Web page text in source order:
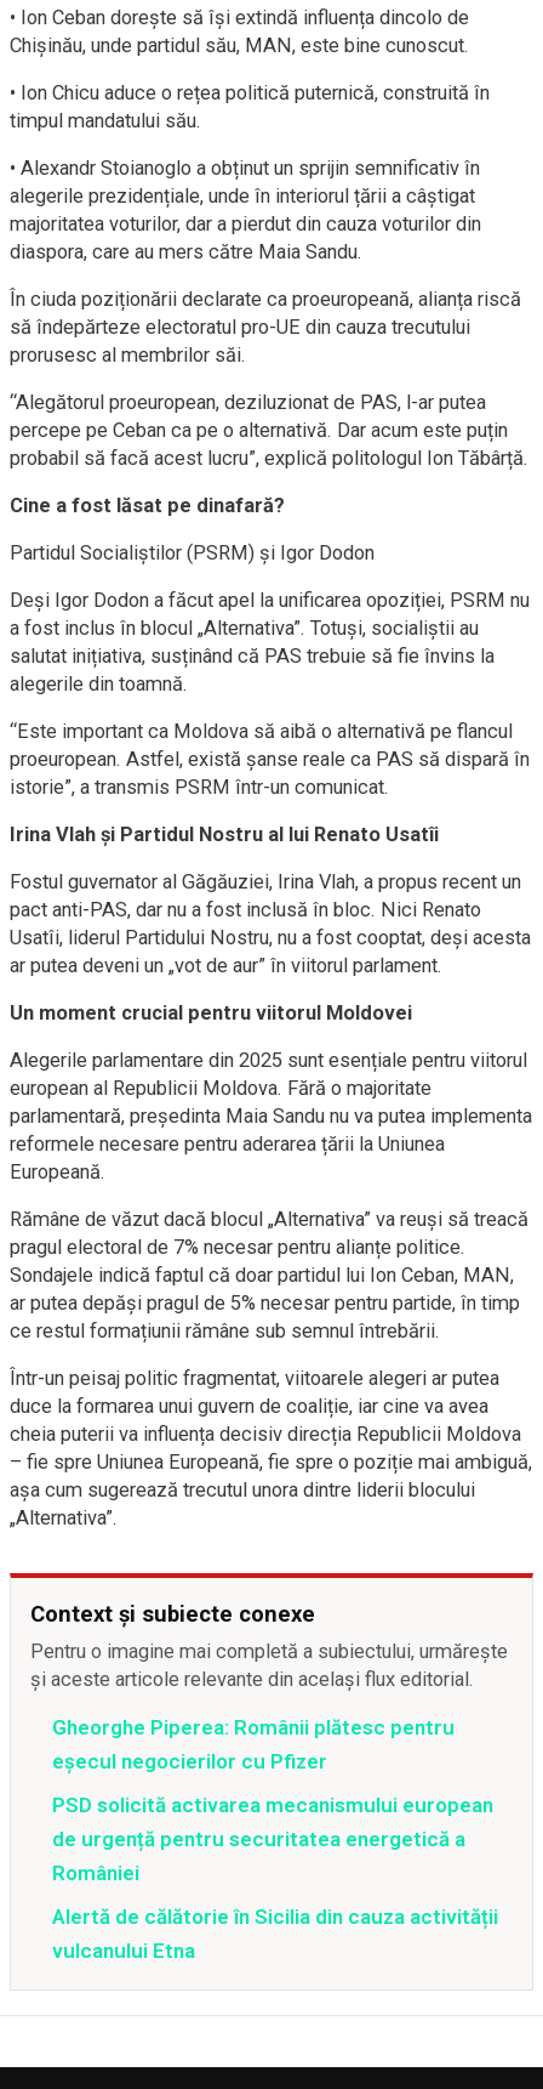
• Ion Ceban dorește să își extindă influența dincolo de
Chișinău, unde partidul său, MAN, este bine cunoscut.
• Ion Chicu aduce o rețea politică puternică, construită în
timpul mandatului său.
• Alexandr Stoianoglo a obținut un sprijin semnificativ în
alegerile prezidențiale, unde în interiorul țării a câștigat
majoritatea voturilor, dar a pierdut din cauza voturilor din
diaspora, care au mers către Maia Sandu.
În ciuda poziționării declarate ca proeuropeană, alianța riscă
să îndepărteze electoratul pro-UE din cauza trecutului
prorusesc al membrilor săi.
“Alegătorul proeuropean, deziluzionat de PAS, l-ar putea
percepe pe Ceban ca pe o alternativă. Dar acum este puțin
probabil să facă acest lucru”, explică politologul Ion Tăbârță.
Cine a fost lăsat pe dinafară?
Partidul Socialiștilor (PSRM) și Igor Dodon
Deși Igor Dodon a făcut apel la unificarea opoziției, PSRM nu
a fost inclus în blocul „Alternativa”. Totuși, socialiștii au
salutat inițiativa, susținând că PAS trebuie să fie învins la
alegerile din toamnă.
“Este important ca Moldova să aibă o alternativă pe flancul
proeuropean. Astfel, există șanse reale ca PAS să dispară în
istorie”, a transmis PSRM într-un comunicat.
Irina Vlah și Partidul Nostru al lui Renato Usatîi
Fostul guvernator al Găgăuziei, Irina Vlah, a propus recent un
pact anti-PAS, dar nu a fost inclusă în bloc. Nici Renato
Usatîi, liderul Partidului Nostru, nu a fost cooptat, deși acesta
ar putea deveni un „vot de aur” în viitorul parlament.
Un moment crucial pentru viitorul Moldovei
Alegerile parlamentare din 2025 sunt esențiale pentru viitorul
european al Republicii Moldova. Fără o majoritate
parlamentară, președinta Maia Sandu nu va putea implementa
reformele necesare pentru aderarea țării la Uniunea
Europeană.
Rămâne de văzut dacă blocul „Alternativa” va reuși să treacă
pragul electoral de 7% necesar pentru alianțe politice.
Sondajele indică faptul că doar partidul lui Ion Ceban, MAN,
ar putea depăși pragul de 5% necesar pentru partide, în timp
ce restul formațiunii rămâne sub semnul întrebării.
Într-un peisaj politic fragmentat, viitoarele alegeri ar putea
duce la formarea unui guvern de coaliție, iar cine va avea
cheia puterii va influența decisiv direcția Republicii Moldova
– fie spre Uniunea Europeană, fie spre o poziție mai ambiguă,
așa cum sugerează trecutul unora dintre liderii blocului
„Alternativa”.
Context și subiecte conexe
Pentru o imagine mai completă a subiectului, urmărește
și aceste articole relevante din același flux editorial.
Gheorghe Piperea: Românii plătesc pentru
eșecul negocierilor cu Pfizer
PSD solicită activarea mecanismului european
de urgență pentru securitatea energetică a
României
Alertă de călătorie în Sicilia din cauza activității
vulcanului Etna